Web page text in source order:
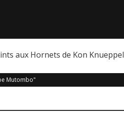
aux Hornets de Kon Knueppel
Mutombo"